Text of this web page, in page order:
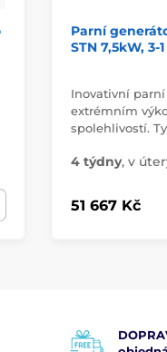
Parní
STN 7,5kW, 3-
Inovativní
extrémním
spolehlivostí.
4 týdny, v
51 667 Kč